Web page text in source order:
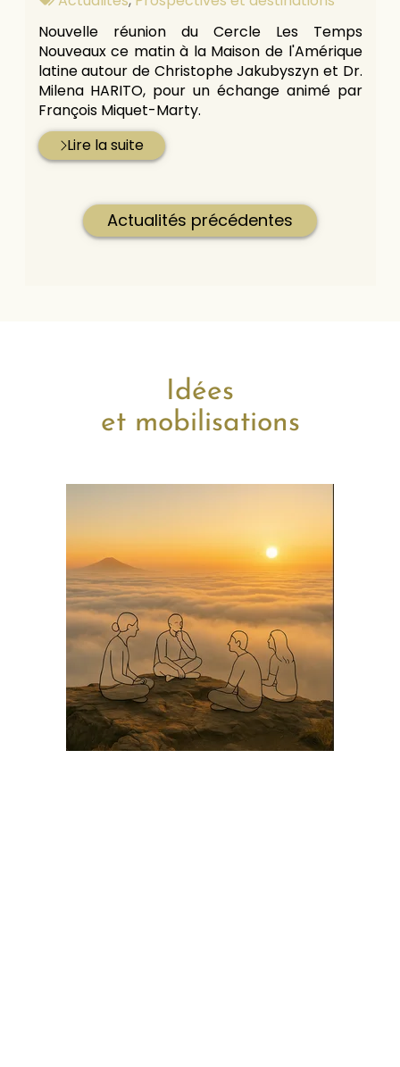
Nouvelle réunion du Cercle Les Temps
Nouveaux ce matin à la Maison de l'Amérique
latine autour de Christophe Jakubyszyn et Dr.
Milena HARITO, pour un échange animé par
François Miquet-Marty.
Lire la suite
Actualités précédentes
Idées
et mobilisations